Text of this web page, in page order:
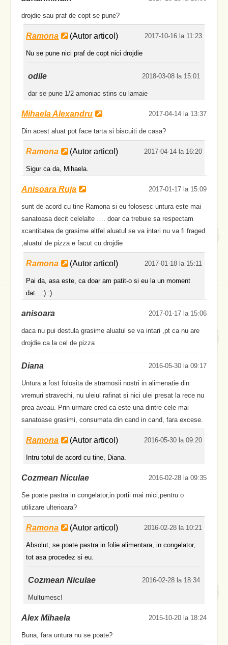
drojdie sau praf de copt se pune?
Ramona (Autor articol) 2017-10-16 la 11:23
Nu se pune nici praf de copt nici drojdie
odile 2018-03-08 la 15:01
dar se pune 1/2 amoniac stins cu lamaie
Mihaela Alexandru 2017-04-14 la 13:37
Din acest aluat pot face tarta si biscuiti de casa?
Ramona (Autor articol) 2017-04-14 la 16:20
Sigur ca da, Mihaela.
Anisoara Ruja 2017-01-17 la 15:09
sunt de acord cu tine Ramona si eu folosesc untura este mai
sanatoasa decit celelalte …. doar ca trebuie sa respectam
xcantitatea de grasime altfel aluatul se va intari nu va fi fraged
,aluatul de pizza e facut cu drojdie
Ramona (Autor articol) 2017-01-18 la 15:11
Pai da, asa este, ca doar am patit-o si eu la un moment
dat…:) :)
anisoara 2017-01-17 la 15:06
daca nu pui destula grasime aluatul se va intari ,pt ca nu are
drojdie ca la cel de pizza
Diana 2016-05-30 la 09:17
Untura a fost folosita de stramosii nostri in alimenatie din
vremuri stravechi, nu uleiul rafinat si nici ulei presat la rece nu
prea aveau. Prin urmare cred ca este una dintre cele mai
sanatoase grasimi, consumata din cand in cand, fara excese.
Ramona (Autor articol) 2016-05-30 la 09:20
Intru totul de acord cu tine, Diana.
Cozmean Niculae 2016-02-28 la 09:35
Se poate pastra in congelator,in portii mai mici,pentru o
utilizare ulterioara?
Ramona (Autor articol) 2016-02-28 la 10:21
Absolut, se poate pastra in folie alimentara, in congelator,
tot asa procedez si eu.
Cozmean Niculae 2016-02-28 la 18:34
Multumesc!
Alex Mihaela 2015-10-20 la 18:24
Buna, fara untura nu se poate?